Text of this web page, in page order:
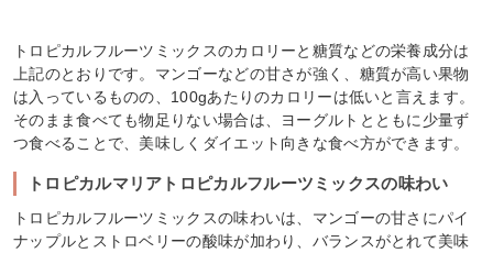
トロピカルフルーツミックスのカロリーと糖質などの栄養成分は
上記のとおりです。マンゴーなどの甘さが強く、糖質が高い果物
は入っているものの、100gあたりのカロリーは低いと言えます。
そのまま食べても物足りない場合は、ヨーグルトとともに少量ず
つ食べることで、美味しくダイエット向きな食べ方ができます。
トロピカルマリアトロピカルフルーツミックスの味わい
トロピカルフルーツミックスの味わいは、マンゴーの甘さにパイ
ナップルとストロベリーの酸味が加わり、バランスがとれて美味